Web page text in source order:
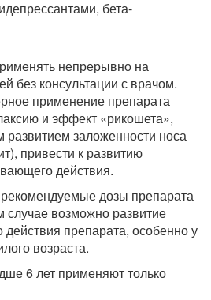
бета-
непрерывно на
без консультации с врачом.
применение препарата
и эффект «рикошета»,
заложенности носа
привести к развитию
действия.
дозы препарата
возможно развитие
препарата, особенно у
возраста.
6 лет применяют только